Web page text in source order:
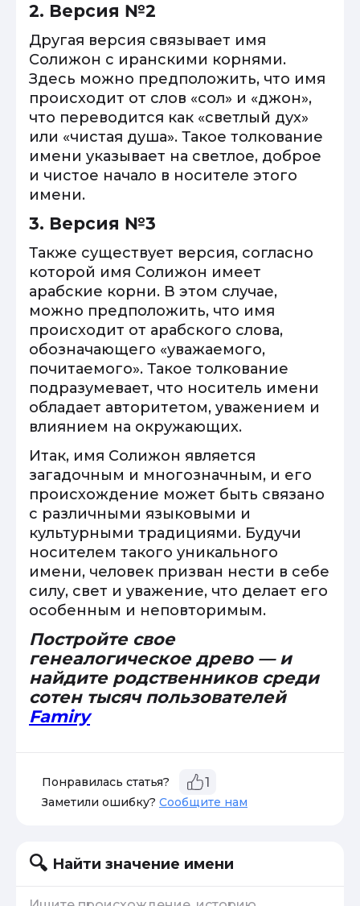
2. Версия №2
Другая версия связывает имя
Солижон с иранскими корнями.
Здесь можно предположить, что имя
происходит от слов «сол» и «джон»,
что переводится как «светлый дух»
или «чистая душа». Такое толкование
имени указывает на светлое, доброе
и чистое начало в носителе этого
имени.
3. Версия №3
Также существует версия, согласно
которой имя Солижон имеет
арабские корни. В этом случае,
можно предположить, что имя
происходит от арабского слова,
обозначающего «уважаемого,
почитаемого». Такое толкование
подразумевает, что носитель имени
обладает авторитетом, уважением и
влиянием на окружающих.
Итак, имя Солижон является
загадочным и многозначным, и его
происхождение может быть связано
с различными языковыми и
культурными традициями. Будучи
носителем такого уникального
имени, человек призван нести в себе
силу, свет и уважение, что делает его
особенным и неповторимым.
Постройте свое
генеалогическое древо — и
найдите родственников среди
сотен тысяч пользователей
Famiry
Понравилась статья? 1
Заметили ошибку? Сообщите нам
Найти значение имени